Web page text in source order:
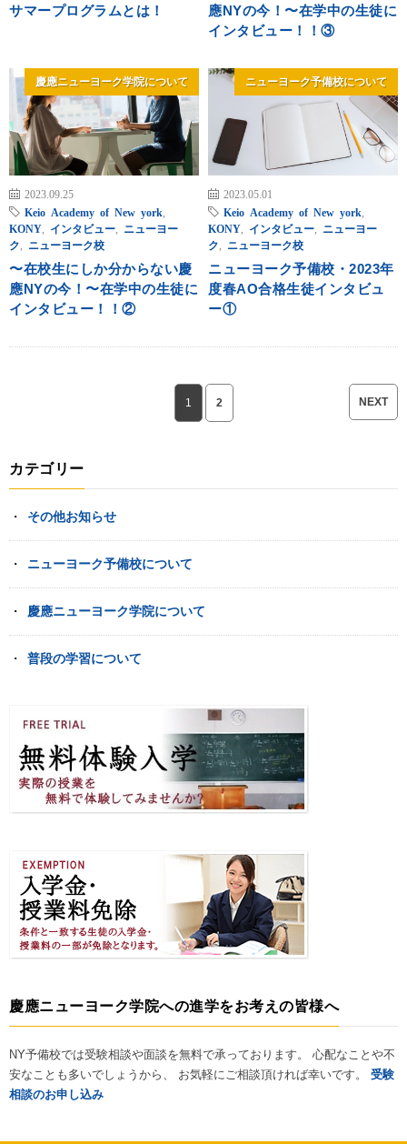
サマープログラムとは！
應NYの今！〜在学中の生徒に
インタビュー！！③
慶應ニューヨーク学院について
2023.09.25
Keio Academy of New york
KONY
インタビュー
ニューヨー
ク
ニューヨーク校
〜在校生にしか分からない慶
應NYの今！〜在学中の生徒に
インタビュー！！②
ニューヨーク予備校について
2023.05.01
Keio Academy of New york
KONY
インタビュー
ニューヨー
ク
ニューヨーク校
ニューヨーク予備校・2023年
度春AO合格生徒インタビュ
ー①
1 2 NEXT
カテゴリー
その他お知らせ
ニューヨーク予備校について
慶應ニューヨーク学院について
普段の学習について
慶應ニューヨーク学院への進学をお考えの皆様へ
NY予備校では受験相談や面談を無料で承っております。 心配なことや不
安なことも多いでしょうから、 お気軽にご相談頂ければ幸いです。 受験
相談のお申し込み